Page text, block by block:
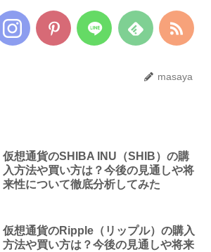
masaya
仮想通貨のSHIBA INU（SHIB）の購
入方法や買い方は？今後の見通しや将
来性について徹底分析してみた
仮想通貨のRipple（リップル）の購入
方法や買い方は？今後の見通しや将来